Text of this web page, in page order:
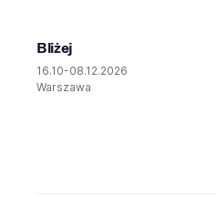
Bliżej
16.10-08.12.2026
Warszawa